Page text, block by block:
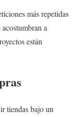
más repetidas
a
están
tiendas bajo un